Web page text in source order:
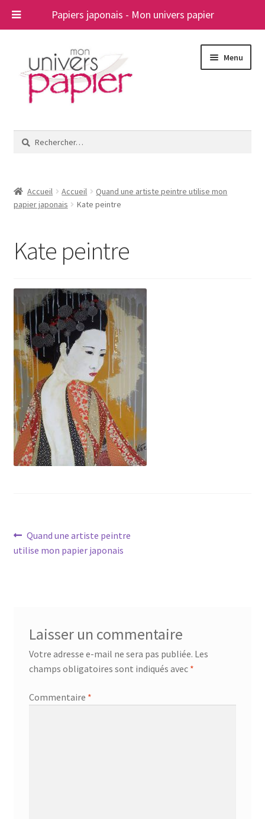
Papiers japonais - Mon univers papier
navigation
contenu
Menu
le
A propos
Rechercher :
Accueil Accueil
Quand une artiste peintre utilise mon
papier japonais
Kate peintre
Kate peintre
Navigation
de
Article
précédent :
Quand une artiste peintre
utilise mon papier japonais
Laisser un commentaire
Votre adresse e-mail ne sera pas publiée. Les
champs obligatoires sont indiqués avec *
Commentaire *